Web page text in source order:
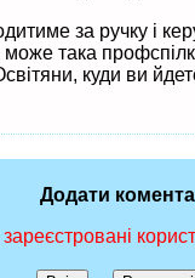
за ручку і
може така
куди ви
Додати